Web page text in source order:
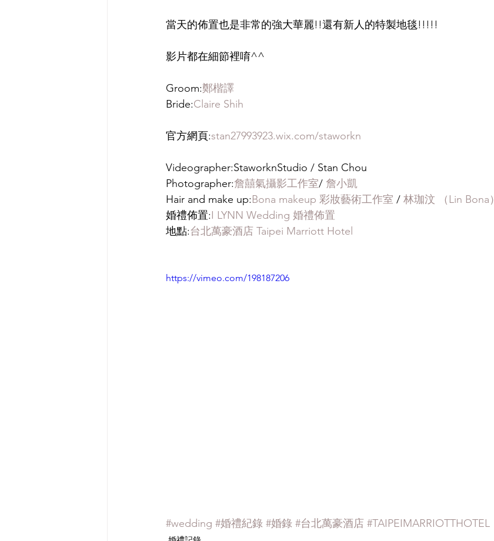
當天的佈置也是非常的強大華麗!!還有新人的特製地毯!!!!!
影片都在細節裡唷^^
Groom:鄭楷譯
Bride:Claire Shih
官方網頁:stan27993923.wix.com/staworkn
Videographer:StaworknStudio / Stan Chou
Photographer:詹囍氣攝影工作室/ 詹小凱
Hair and make up:Bona makeup 彩妝藝術工作室 / 林珈汶 （Lin Bona）
婚禮佈置:I LYNN Wedding 婚禮佈置
地點:台北萬豪酒店 Taipei Marriott Hotel
https://vimeo.com/198187206
#wedding #婚禮紀錄 #婚錄 #台北萬豪酒店 #TAIPEIMARRIOTTHOTEL